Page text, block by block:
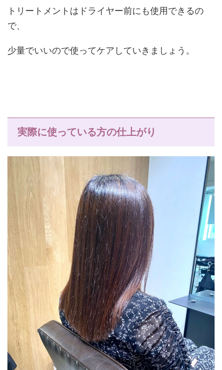
トリートメントはドライヤー前にも使用できるの
で、
少量でいいので使ってケアしていきましょう。
実際に使っている方の仕上がり